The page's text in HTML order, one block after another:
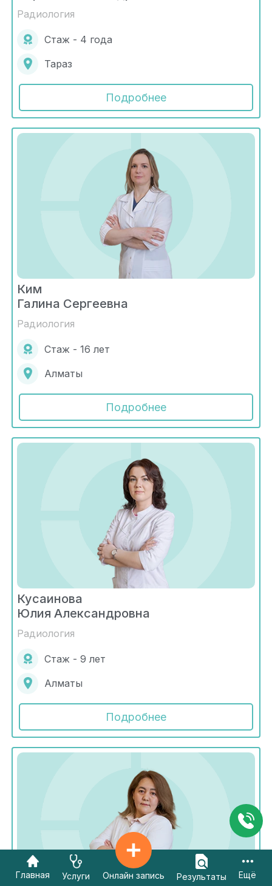
Радиология
Стаж - 4 года
Тараз
Подробнее
Ким
Галина Сергеевна
Радиология
Стаж - 16 лет
Алматы
Подробнее
Кусаинова
Юлия Александровна
Радиология
Стаж - 9 лет
Алматы
Подробнее
Главная Услуги Онлайн запись Результаты Ещё